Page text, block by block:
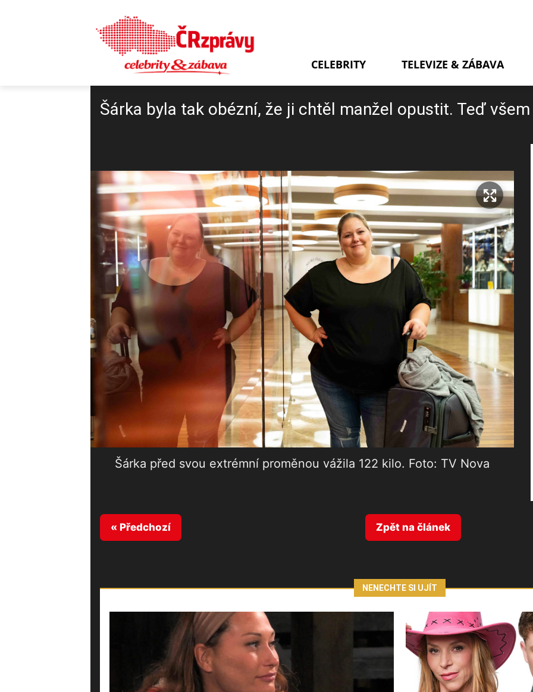
CELEBRITY TELEVIZE & ZÁBAVA
Šárka byla tak obézní, že ji chtěl manžel opustit. Teď všem
Šárka před svou extrémní proměnou vážila 122 kilo. Foto: TV Nova
« Předchozí Zpět na článek
NENECHTE SI UJÍT